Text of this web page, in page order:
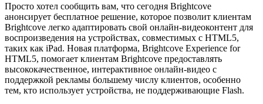
Просто хотел сообщить вам, что сегодня Brightcove
анонсирует бесплатное решение, которое позволит клиентам
Brightcove легко адаптировать свой онлайн-видеоконтент для
воспроизведения на устройствах, совместимых с HTML5,
таких как iPad. Новая платформа, Brightcove Experience for
HTML5, помогает клиентам Brightcove предоставлять
высококачественное, интерактивное онлайн-видео с
поддержкой рекламы большему числу клиентов, особенно
тем, кто использует устройства, не поддерживающие Flash.